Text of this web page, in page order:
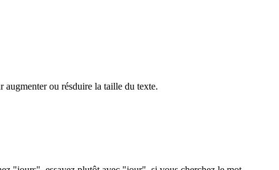
augmenter ou résduire la taille du texte.